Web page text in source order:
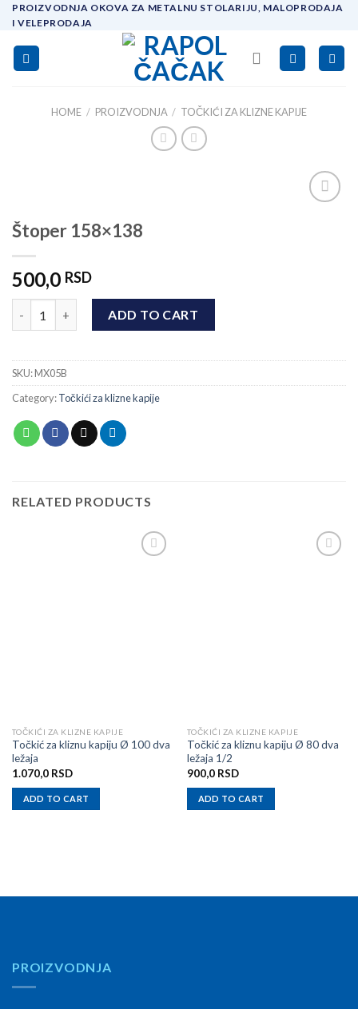
Skip
content
PROIZVODNJA OKOVA ZA METALNU STOLARIJU, MALOPRODAJA
I VELEPRODAJA
HOME / PROIZVODNJA / TOČKIĆI ZA KLIZNE KAPIJE
Štoper 158×138
500,0 RSD
ADD TO CART
SKU:MX05B
Category:Točkići za klizne kapije
RELATED PRODUCTS
TOČKIĆI ZA KLIZNE KAPIJE
Točkić za kliznu kapiju Ø 100 dva
ležaja
1.070,0 RSD
ADD TO CART
TOČKIĆI ZA KLIZNE KAPIJE
Točkić za kliznu kapiju Ø 80 dva
ležaja 1/2
900,0 RSD
ADD TO CART
PROIZVODNJA